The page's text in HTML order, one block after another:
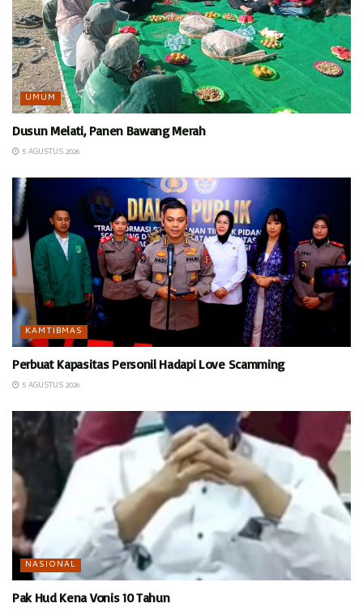
UMUM
Dusun Melati, Panen Bawang Merah
5 AGUSTUS 2026
KAMTIBMAS
Perbuat Kapasitas Personil Hadapi Love Scamming
5 AGUSTUS 2026
NASIONAL
Pak Hud Kena Vonis 10 Tahun